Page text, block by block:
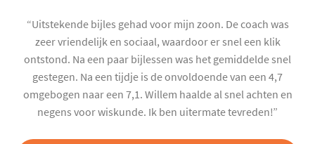
“Uitstekende bijles gehad voor mijn zoon. De coach was
zeer vriendelijk en sociaal, waardoor er snel een klik
ontstond. Na een paar bijlessen was het gemiddelde snel
gestegen. Na een tijdje is de onvoldoende van een 4,7
omgebogen naar een 7,1. Willem haalde al snel achten en
negens voor wiskunde. Ik ben uitermate tevreden!”